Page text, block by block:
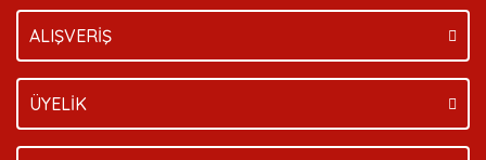
ALIŞVERİŞ
ÜYELİK